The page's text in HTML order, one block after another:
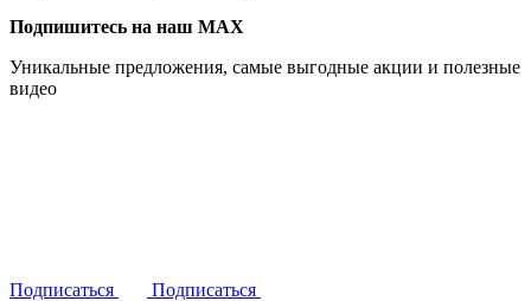
Подпишитесь на наш MAX
Уникальные предложения, самые выгодные акции и полезные
видео
Подписаться Подписаться